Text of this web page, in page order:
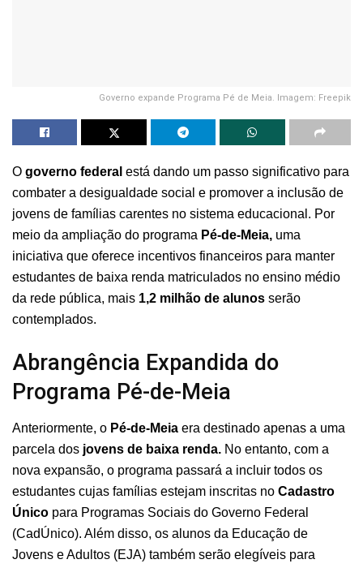
Governo expande Programa Pé de Meia. Imagem: Freepik
O governo federal está dando um passo significativo para
combater a desigualdade social e promover a inclusão de
jovens de famílias carentes no sistema educacional. Por
meio da ampliação do programa Pé-de-Meia, uma
iniciativa que oferece incentivos financeiros para manter
estudantes de baixa renda matriculados no ensino médio
da rede pública, mais 1,2 milhão de alunos serão
contemplados.
Abrangência Expandida do
Programa Pé-de-Meia
Anteriormente, o Pé-de-Meia era destinado apenas a uma
parcela dos jovens de baixa renda. No entanto, com a
nova expansão, o programa passará a incluir todos os
estudantes cujas famílias estejam inscritas no Cadastro
Único para Programas Sociais do Governo Federal
(CadÚnico). Além disso, os alunos da Educação de
Jovens e Adultos (EJA) também serão elegíveis para